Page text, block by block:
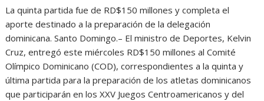
La quinta partida fue de RD$150 millones y completa el
aporte destinado a la preparación de la delegación
dominicana. Santo Domingo.– El ministro de Deportes, Kelvin
Cruz, entregó este miércoles RD$150 millones al Comité
Olímpico Dominicano (COD), correspondientes a la quinta y
última partida para la preparación de los atletas dominicanos
que participarán en los XXV Juegos Centroamericanos y del